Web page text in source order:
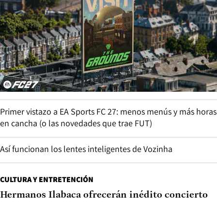
Primer vistazo a EA Sports FC 27: menos menús y más horas
en cancha (o las novedades que trae FUT)
Así funcionan los lentes inteligentes de Vozinha
CULTURA Y ENTRETENCIÓN
Hermanos Ilabaca ofrecerán inédito concierto